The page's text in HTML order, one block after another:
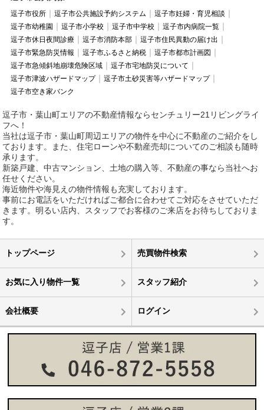
逗子市役所 逗子市公共施設予約システム
逗子市妊婦・育児相談
逗子市幼稚園
逗子市小学校 逗子市中学校
逗子市内病院一覧
逗子市休日夜間診療
逗子市消防本部
逗子市住民異動の届け出
逗子市緊急防災情報
逗子市ふるさと納税
逗子市都市計画図
逗子市急傾斜地崩壊危険区域
逗子市宅地防災について
逗子市津波ハザードマップ
逗子市土砂災害等ハザードマップ
逗子市空き家バンク
逗子市・葉山町エリアの不動産情報ならセンチュリー21リビングライ
フへ！
当社は逗子市・葉山町周辺エリアの物件を中心に不動産のご紹介をし
ております。また、住宅ローンや不動産売却についてのご相談も随時
承ります。
新築戸建、中古マンション、土地の購入等、不動産の事なら当社へお
任せください。
海近物件や海見えの物件情報も充実しております。
事前にお電話をいただければご都合に合わせてご対応をさせていただ
きます。明るい店内、スタッフでお客様のご来店をお待ちしておりま
す。
トップページ 売買物件検索
お気に入り物件一覧 スタッフ紹介
会社概要 ログイン